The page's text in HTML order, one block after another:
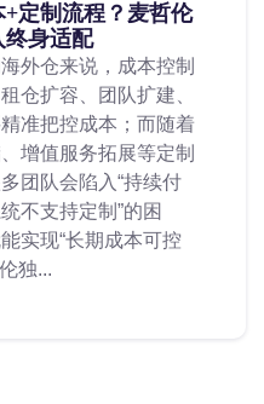
定制流程？麦哲伦
终身适配
外仓来说，成本控制
仓扩容、团队扩建、
准把控成本；而随着
增值服务拓展等定制
团队会陷入“持续付
不支持定制”的困
实现“长期成本可控
独...